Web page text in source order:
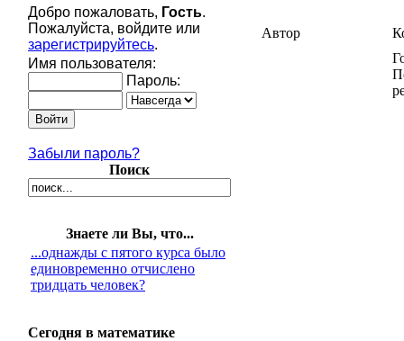
Добро пожаловать, Гость.
Пожалуйста, войдите или
зарегистрируйтесь.
Имя пользователя:
Пароль:
Забыли пароль?
Поиск
Знаете ли Вы, что...
...однажды с пятого курса было
единовременно отчислено
тридцать человек?
Сегодня в математике
Автор